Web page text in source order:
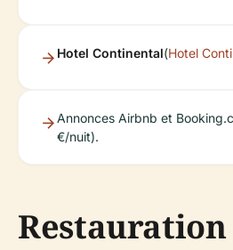
Hotel Continental(Hotel
Annonces Airbnb et
€/nuit).
Restauration